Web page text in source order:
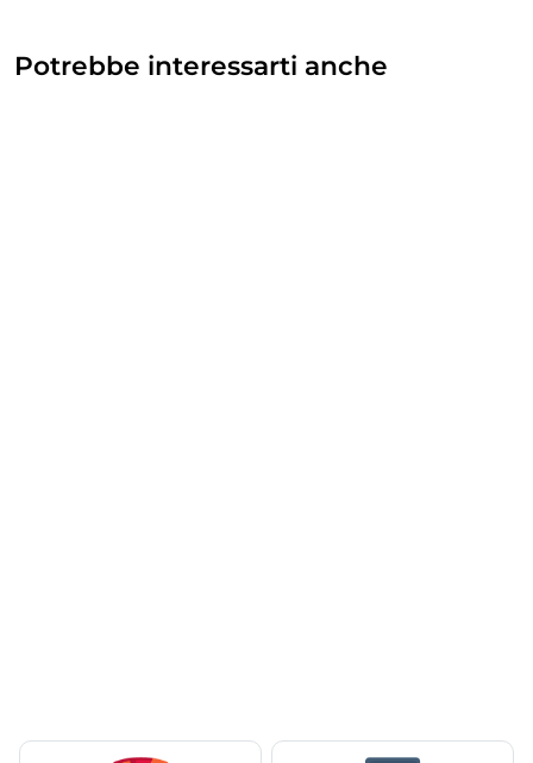
Potrebbe interessarti anche